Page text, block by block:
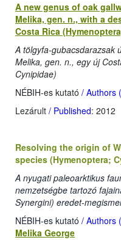
A new genus of oak
Melika, gen. n., with a
Costa Rica
A tölgyfa-gubacsdarazsak
Melika, gen. n., egy új
Cynipidae)
NÉBIH-es kutató / Authors
Lezárult / Published: 2012
Resolving the origin of
species (Hymenoptera;
A nyugati paleoarktikus
nemzetségbe tartozó
Synergini) eredet-
NÉBIH-es kutató / Authors
Melika George